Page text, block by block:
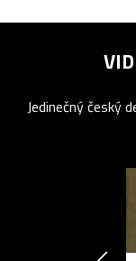
Jedinečný český